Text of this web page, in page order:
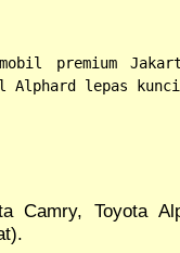
premium
Alphard lepas
Camry, Toyota